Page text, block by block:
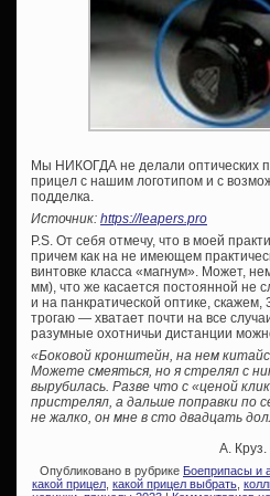
Мы НИКОГДА не делали оптических
прицел с нашим логотипом и с
подделка.
Источник: https://leapers.pro
P.S. От себя отмечу, что в моей
причем как на не имеющем
винтовке класса «магнум». Может,
мм), что же касается постоянной не
и на панкратической оптике,
трогаю — хватает почти на все
разумные охотничьи дистанции
«Боковой кронштейн, на нем
Можете смеяться, но я стрелял с
вырубилась. Разве что с «ценой
пристрелял, а дальше поправки по
не жалко, он мне в сто двадцать
А. Круз. «Нижний
Опубликовано в рубрике Боеприпасы и
какой прицел какой прицел выбрать